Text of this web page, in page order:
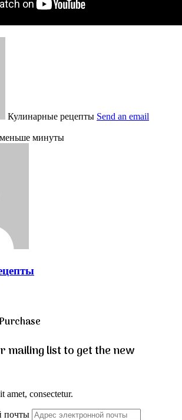
Кулинарные рецепты Send an email
минуты
mailing list to get the new
amet, consectetur.
почты